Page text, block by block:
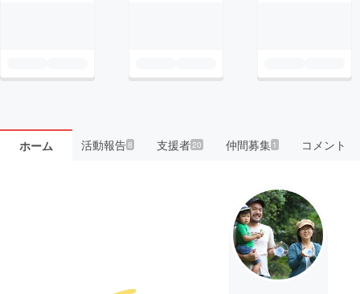
ホーム 活動報告8 支援者20 仲間募集 1 コメント